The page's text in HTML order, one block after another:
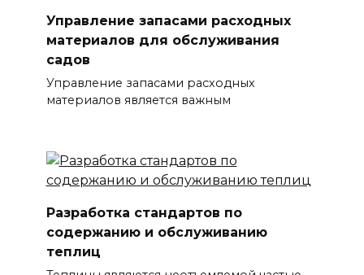
Управление запасами расходных
материалов для обслуживания
садов
Управление запасами расходных
материалов является важным
Разработка стандартов по
содержанию и обслуживанию
теплиц